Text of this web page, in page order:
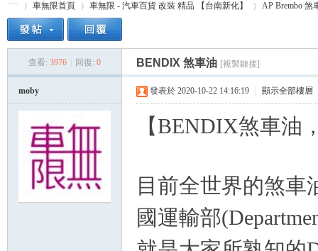
車無限首頁
›
車無限 - 汽車百貨 改裝 精品 【台南新化】
›
AP Brembo 煞
查看: 3976 回復: 0 BENDIX 煞車油 [複製鏈接]
moby 發表於 2020-10-22 14:16:19 顯示全部樓層
【BENDIX煞車油
目前全世界的煞車
國運輸部